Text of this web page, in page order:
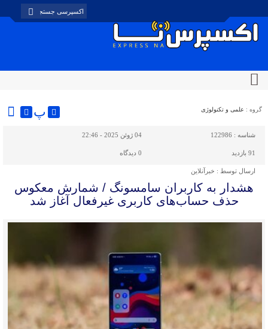
گروه : علمی و تکنولوژی پ
شناسه : 122986 04 ژوئن 2025 - 22:46
91 بازدید 0 دیدگاه
ارسال توسط : خبرآنلاین
هشدار به کاربران سامسونگ / شمارش معکوس
حذف حساب‌های کاربری غیرفعال آغاز شد